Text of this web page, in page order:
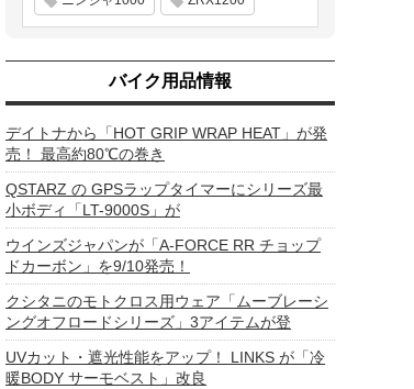
バイク用品情報
デイトナから「HOT GRIP WRAP HEAT」が発
売！ 最高約80℃の巻き
QSTARZ の GPSラップタイマーにシリーズ最
小ボディ「LT-9000S」が
ウインズジャパンが「A-FORCE RR チョップ
ドカーボン」を9/10発売！
クシタニのモトクロス用ウェア「ムーブレーシ
ングオフロードシリーズ」3アイテムが登
UVカット・遮光性能をアップ！ LINKS が「冷
暖BODY サーモベスト」改良